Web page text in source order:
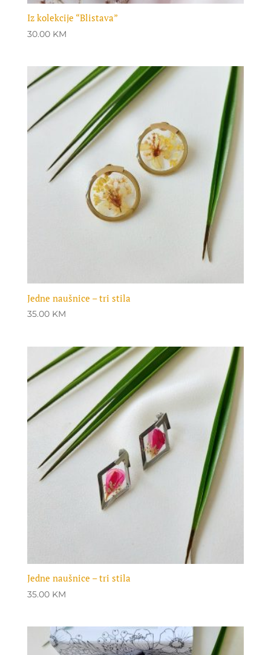
Iz kolekcije “Blistava”
30.00 KM
Jedne naušnice – tri stila
35.00 KM
Jedne naušnice – tri stila
35.00 KM